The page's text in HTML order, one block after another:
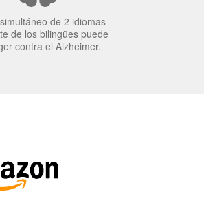
de 2 idiomas
de los bilingües puede
contra el Alzheimer.